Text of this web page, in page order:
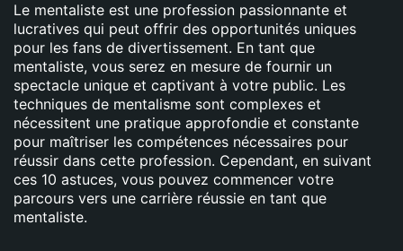
Le mentaliste est une profession passionnante et
lucratives qui peut offrir des opportunités uniques
pour les fans de divertissement. En tant que
mentaliste, vous serez en mesure de fournir un
spectacle unique et captivant à votre public. Les
techniques de mentalisme sont complexes et
nécessitent une pratique approfondie et constante
pour maîtriser les compétences nécessaires pour
réussir dans cette profession. Cependant, en suivant
ces 10 astuces, vous pouvez commencer votre
parcours vers une carrière réussie en tant que
mentaliste.